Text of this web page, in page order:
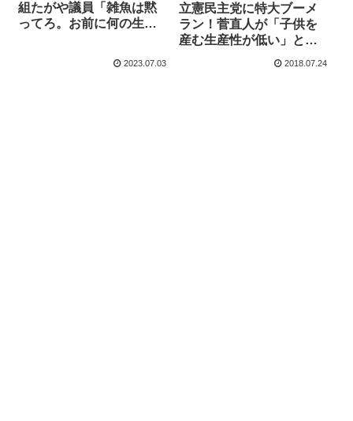
組たがや議員「雑魚は黙
ってろ。お前に何の生産
2023.07.03
立憲民主党に特大ブーメ
ラン！菅直人が「子供を
産む生産性が低い」と演
説する動画が見つかる！
2018.07.24